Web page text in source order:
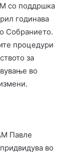
со поддршка
годинава
Собранието.
процедури
за
во
Павле
во